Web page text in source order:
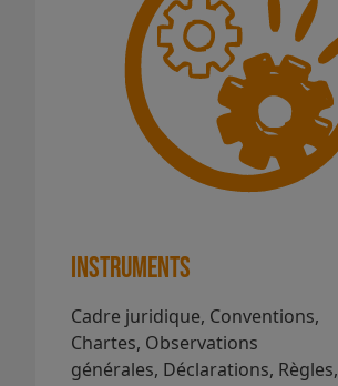
Instruments
Cadre juridique, Conventions,
Chartes, Observations
générales, Déclarations, Règles,